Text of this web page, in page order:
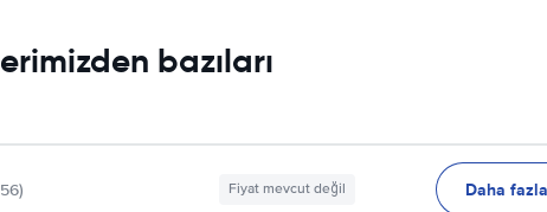
bazıları
Fiyat mevcut değil Daha